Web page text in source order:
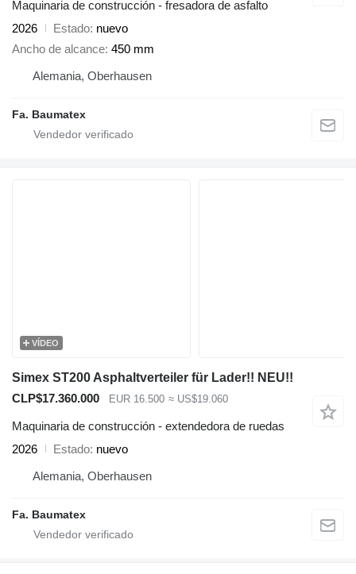
Maquinaria de construcción - fresadora de asfalto
2026
Estado nuevo
Ancho de alcance 450 mm
Alemania, Oberhausen
Fa. Baumatex
VÍDEO
Simex ST200 Asphaltverteiler für Lader!! NEU!!
CLP$17.360.000
EUR 16.500 ≈ US$19.060
Maquinaria de construcción - extendedora de ruedas
2026
Estado nuevo
Alemania, Oberhausen
Fa. Baumatex